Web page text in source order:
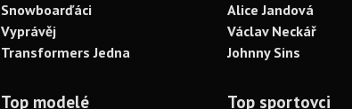
Snowboarďáci
Vyprávěj
Transformers Jedna
Alice Jandová
Václav Neckář
Johnny Sins
Top modelé Top sportovci